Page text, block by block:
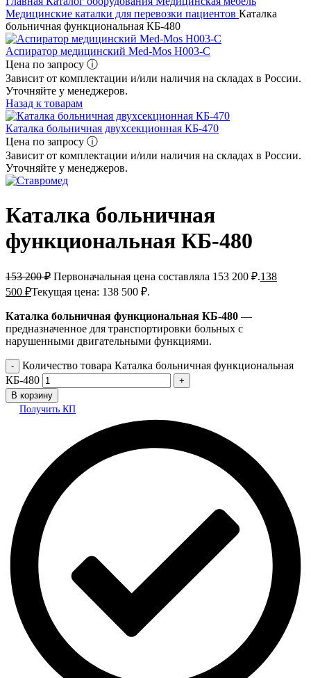
Медицинские каталки для перевозки пациентов Каталка
больничная функциональная КБ-480
Аспиратор медицинский Med-Mos Н003-C
Цена по запросу ⓘ
Зависит от комплектации и/или наличия на складах в России.
Уточняйте у менеджеров.
Назад к товарам
Каталка больничная двухсекционная КБ-470
Цена по запросу ⓘ
Зависит от комплектации и/или наличия на складах в России.
Уточняйте у менеджеров.
Каталка больничная
функциональная КБ-480
153 200₽ Первоначальная цена составляла 153 200 ₽.138
500 ₽Текущая цена: 138 500 ₽.
Каталка больничная функциональная КБ-480 —
предназначенное для транспортировки больных с
нарушенными двигательными функциями.
Количество товара Каталка больничная функциональная
КБ-480
В корзину
Получить КП